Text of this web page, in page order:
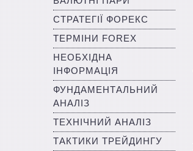
СТРАТЕГІЇ ФОРЕКС
ТЕРМІНИ FOREX
НЕОБХІДНА
ІНФОРМАЦІЯ
ФУНДАМЕНТАЛЬНИЙ
АНАЛІЗ
ТЕХНІЧНИЙ АНАЛІЗ
ТАКТИКИ ТРЕЙДИНГУ